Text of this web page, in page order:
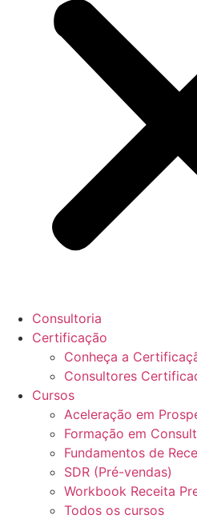
Consultoria
Certificação
Conheça a
Consultores
Cursos
Aceleração em
Formação em
Fundamentos de
SDR (Pré-vendas)
Workbook Receita
Todos os cursos